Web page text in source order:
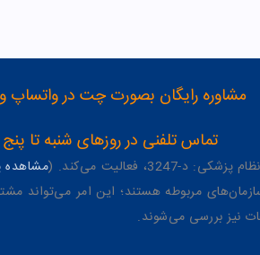
مشاوره رایگان بصورت چت در واتساپ و تلگرام با شماره
تماس تلفنی در روزهای شنبه تا پنج شنبه از 8 صبح تا 4 عصر به
فعالیت می‌کند. (
مشاهده
مربوطه هستند؛ این امر می‌تواند
نیز بررسی می‌شوند.